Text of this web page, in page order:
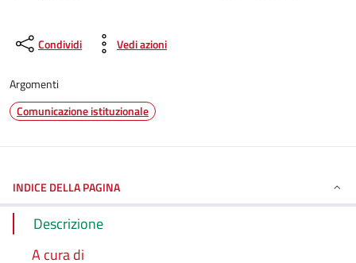
Condividi Vedi azioni
Argomenti
Comunicazione istituzionale
INDICE DELLA PAGINA
Descrizione
A cura di